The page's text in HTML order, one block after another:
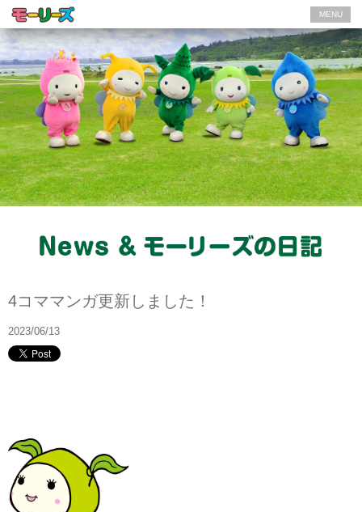
MENU
4コママンガ更新しました！
2023/06/13